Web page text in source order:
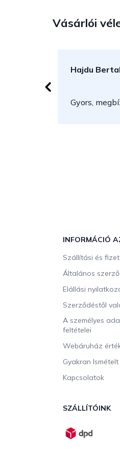
Vásárlói
Hajdu
Az áruház
Gyors,
INFORMÁCIÓ
Szállítási és
Általános
Elállási
Szerződéstől
A személyes
feltételei
Webáruház
Gyakran
Kapcsolatok
SZÁLLÍTÓINK